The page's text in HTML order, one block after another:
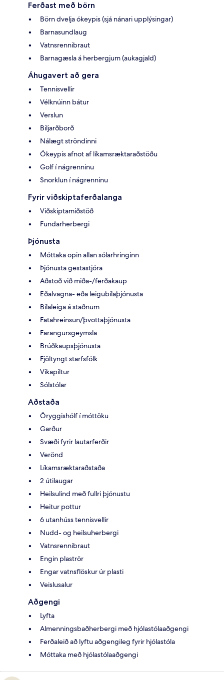
Ferðast með börn
Börn dvelja ókeypis (sjá nánari upplýsingar)
Barnasundlaug
Vatnsrennibraut
Barnagæsla á herbergjum (aukagjald)
Áhugavert að gera
Tennisvellir
Vélknúinn bátur
Verslun
Biljarðborð
Nálægt ströndinni
Ókeypis afnot af líkamsræktaraðstöðu
Golf í nágrenninu
Snorklun í nágrenninu
Fyrir viðskiptaferðalanga
Viðskiptamiðstöð
Fundarherbergi
Þjónusta
Móttaka opin allan sólarhringinn
Þjónusta gestastjóra
Aðstoð við miða-/ferðakaup
Eðalvagna- eða leigubílaþjónusta
Bílaleiga á staðnum
Fatahreinsun/þvottaþjónusta
Farangursgeymsla
Brúðkaupsþjónusta
Fjöltyngt starfsfólk
Vikapiltur
Sólstólar
Aðstaða
Öryggishólf í móttöku
Garður
Svæði fyrir lautarferðir
Verönd
Líkamsræktaraðstaða
2 útilaugar
Heilsulind með fullri þjónustu
Heitur pottur
6 utanhúss tennisvellir
Nudd- og heilsuherbergi
Vatnsrennibraut
Engin plaströr
Engar vatnsflöskur úr plasti
Veislusalur
Aðgengi
Lyfta
Almenningsbaðherbergi með hjólastólaaðgengi
Ferðaleið að lyftu aðgengileg fyrir hjólastóla
Móttaka með hjólastólaaðgengi